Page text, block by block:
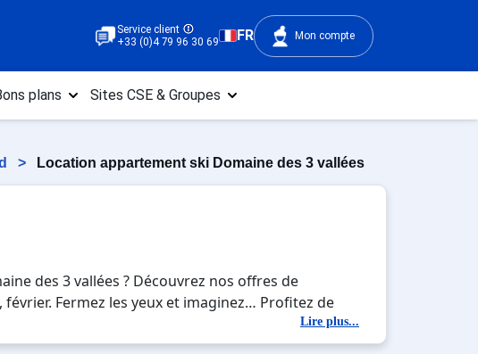
Service client
+33 (0)4 79 96 30 69
FR Mon compte
plans Sites CSE & Groupes
> Location appartement ski Domaine des 3 vallées
des 3 vallées ? Découvrez nos offres de
Fermez les yeux et imaginez… Profitez de
vous pourrez mêler les plaisirs de la glisse sur les
Pour un week-end ou pour 7 jours en Location
Lire plus...